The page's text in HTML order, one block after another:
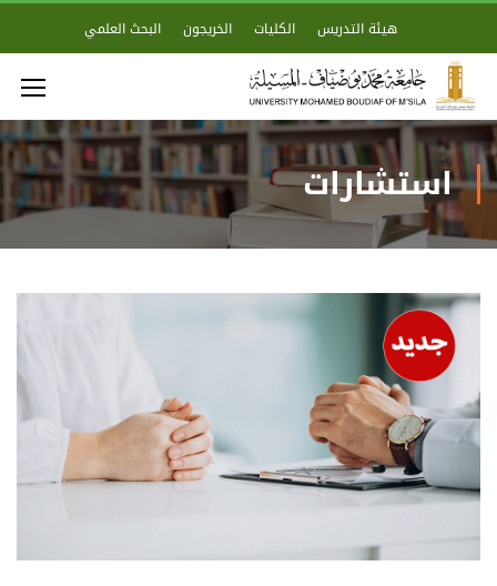
هيئة التدريس الكليات الخريجون البحث العلمي
استشارات